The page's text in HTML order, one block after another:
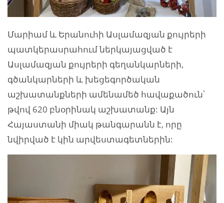
Մարիամ և Երանուհի Ասլամազյան քույրերի
պատկերասրահում ներկայացված է
Ասլամազյան քույրերի գեղանկարների,
գծանկարների և խեցեգործական
աշխատանքների ամենամեծ հավաքածուն՝
թվով 620 բնօրինակ աշխատանք: Այն
Հայաստանի միակ թանգարանն է, որը
նվիրված է կին արվեստագետներին: